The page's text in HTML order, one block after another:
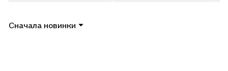
Показать ещё
Сначала новинки